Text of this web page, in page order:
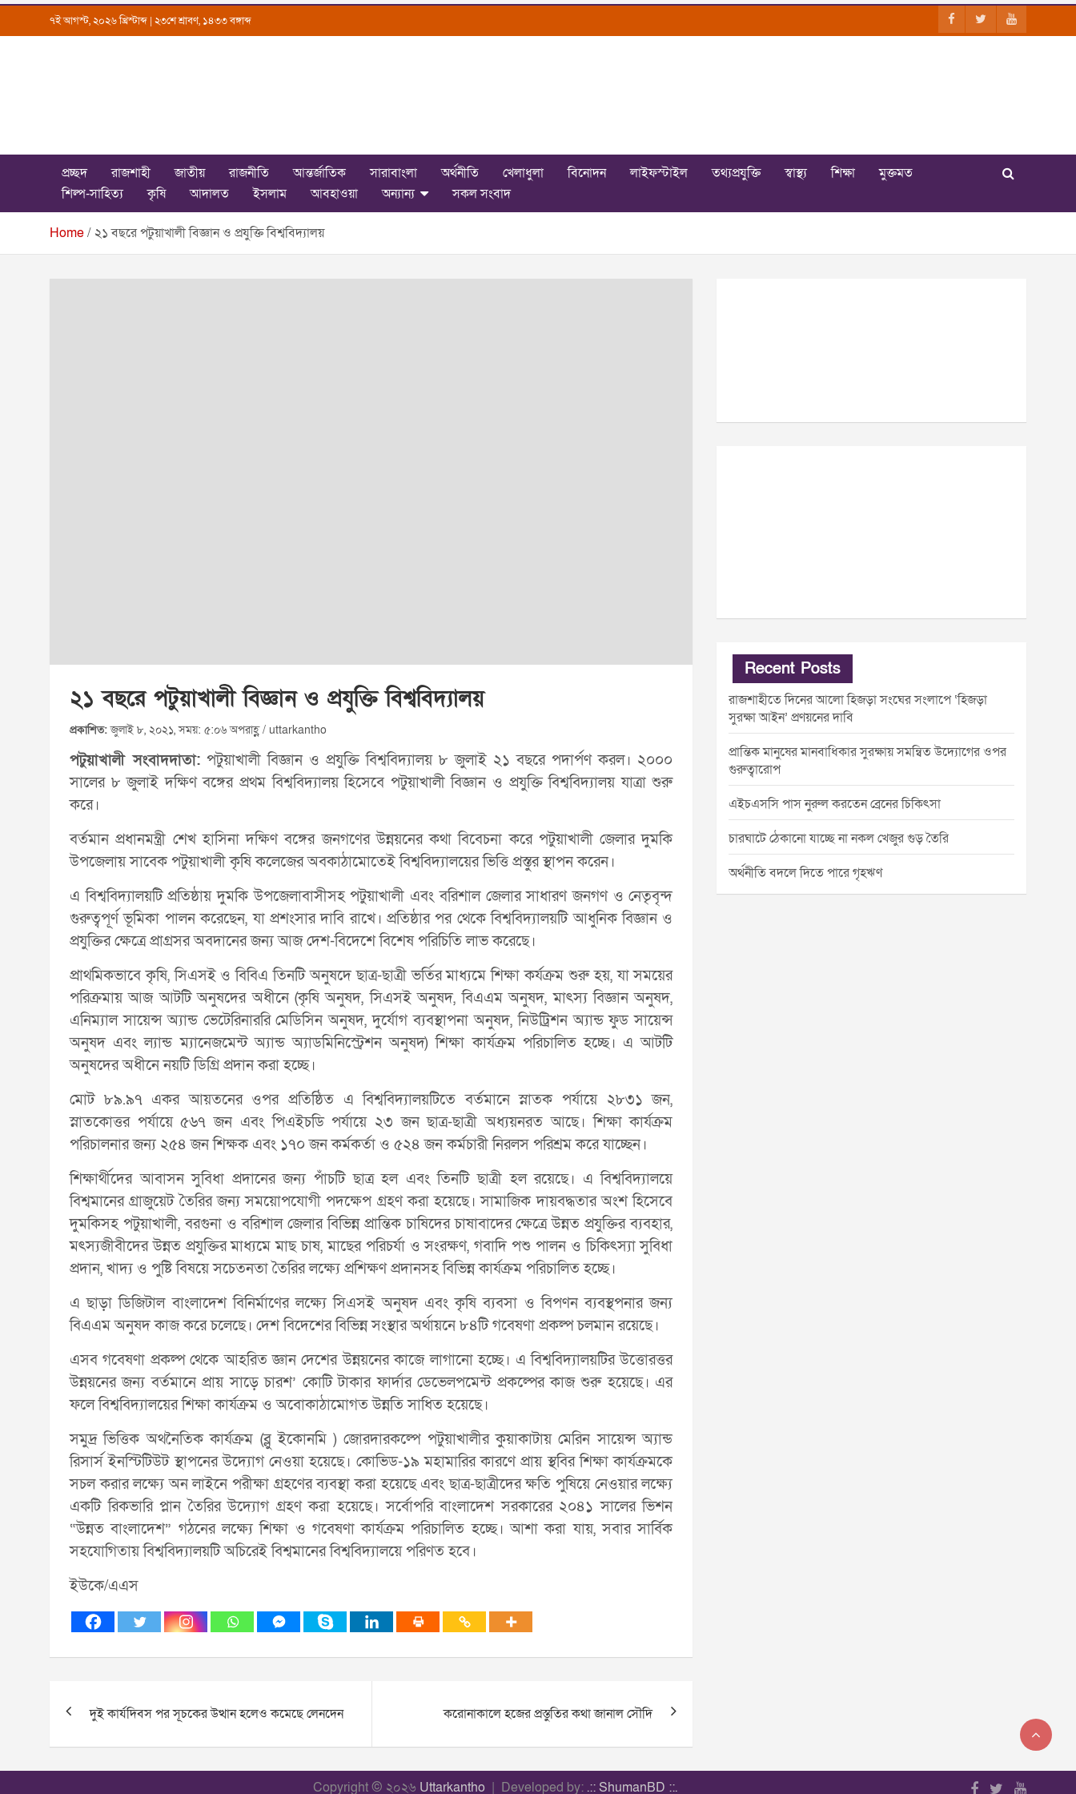
৭ই আগস্ট, ২০২৬ খ্রিস্টাব্দ | ২৩শে শ্রাবণ, ১৪৩৩ বঙ্গাব্দ
Uttarkantho
প্রচ্ছদ রাজশাহী জাতীয় রাজনীতি আন্তর্জাতিক সারাবাংলা অর্থনীতি খেলাধুলা বিনোদন লাইফস্টাইল তথ্যপ্রযুক্তি স্বাস্থ্য শিক্ষা
মুক্তমত
শিল্প-সাহিত্য
কৃষি আদালত ইসলাম আবহাওয়া অন্যান্য সকল সংবাদ
Home ২১ বছরে পটুয়াখালী বিজ্ঞান ও প্রযুক্তি বিশ্ববিদ্যালয়
২১ বছরে পটুয়াখালী বিজ্ঞান ও প্রযুক্তি বিশ্ববিদ্যালয়
প্রকাশিত:জুলাই ৮, ২০২১, সময়: ৫:০৬ অপরাহ্ণ / uttarkantho
পটুয়াখালী সংবাদদাতা: পটুয়াখালী বিজ্ঞান ও প্রযুক্তি বিশ্ববিদ্যালয় ৮ জুলাই ২১ বছরে পদার্পণ করল। ২০০০
সালের ৮ জুলাই দক্ষিণ বঙ্গের প্রথম বিশ্ববিদ্যালয় হিসেবে পটুয়াখালী বিজ্ঞান ও প্রযুক্তি বিশ্ববিদ্যালয় যাত্রা শুরু
করে।
বর্তমান প্রধানমন্ত্রী শেখ হাসিনা দক্ষিণ বঙ্গের জনগণের উন্নয়নের কথা বিবেচনা করে পটুয়াখালী জেলার দুমকি
উপজেলায় সাবেক পটুয়াখালী কৃষি কলেজের অবকাঠামোতেই বিশ্ববিদ্যালয়ের ভিত্তি প্রস্তুর স্থাপন করেন।
এ বিশ্ববিদ্যালয়টি প্রতিষ্ঠায় দুমকি উপজেলাবাসীসহ পটুয়াখালী এবং বরিশাল জেলার সাধারণ জনগণ ও নেতৃবৃন্দ
গুরুত্বপূর্ণ ভূমিকা পালন করেছেন, যা প্রশংসার দাবি রাখে। প্রতিষ্ঠার পর থেকে বিশ্ববিদ্যালয়টি আধুনিক বিজ্ঞান ও
প্রযুক্তির ক্ষেত্রে প্রাগ্রসর অবদানের জন্য আজ দেশ-বিদেশে বিশেষ পরিচিতি লাভ করেছে।
প্রাথমিকভাবে কৃষি, সিএসই ও বিবিএ তিনটি অনুষদে ছাত্র-ছাত্রী ভর্তির মাধ্যমে শিক্ষা কর্যক্রম শুরু হয়, যা সময়ের
পরিক্রমায় আজ আটটি অনুষদের অধীনে (কৃষি অনুষদ, সিএসই অনুষদ, বিএএম অনুষদ, মাৎস্য বিজ্ঞান অনুষদ,
এনিম্যাল সায়েন্স অ্যান্ড ভেটেরিনাররি মেডিসিন অনুষদ, দুর্যোগ ব্যবস্থাপনা অনুষদ, নিউট্রিশন অ্যান্ড ফুড সায়েন্স
অনুষদ এবং ল্যান্ড ম্যানেজমেন্ট অ্যান্ড অ্যাডমিনিস্ট্রেশন অনুষদ) শিক্ষা কার্যক্রম পরিচালিত হচ্ছে। এ আটটি
অনুষদের অধীনে নয়টি ডিগ্রি প্রদান করা হচ্ছে।
মোট ৮৯.৯৭ একর আয়তনের ওপর প্রতিষ্ঠিত এ বিশ্ববিদ্যালয়টিতে বর্তমানে স্নাতক পর্যায়ে ২৮৩১ জন,
স্নাতকোত্তর পর্যায়ে ৫৬৭ জন এবং পিএইচডি পর্যায়ে ২৩ জন ছাত্র-ছাত্রী অধ্যয়নরত আছে। শিক্ষা কার্যক্রম
পরিচালনার জন্য ২৫৪ জন শিক্ষক এবং ১৭০ জন কর্মকর্তা ও ৫২৪ জন কর্মচারী নিরলস পরিশ্রম করে যাচ্ছেন।
শিক্ষার্থীদের আবাসন সুবিধা প্রদানের জন্য পাঁচটি ছাত্র হল এবং তিনটি ছাত্রী হল রয়েছে। এ বিশ্ববিদ্যালয়ে
বিশ্বমানের গ্রাজুয়েট তৈরির জন্য সময়োপযোগী পদক্ষেপ গ্রহণ করা হয়েছে। সামাজিক দায়বদ্ধতার অংশ হিসেবে
দুমকিসহ পটুয়াখালী, বরগুনা ও বরিশাল জেলার বিভিন্ন প্রান্তিক চাষিদের চাষাবাদের ক্ষেত্রে উন্নত প্রযুক্তির ব্যবহার,
মৎস্যজীবীদের উন্নত প্রযুক্তির মাধ্যমে মাছ চাষ, মাছের পরিচর্যা ও সংরক্ষণ, গবাদি পশু পালন ও চিকিৎস্যা সুবিধা
প্রদান, খাদ্য ও পুষ্টি বিষয়ে সচেতনতা তৈরির লক্ষ্যে প্রশিক্ষণ প্রদানসহ বিভিন্ন কার্যক্রম পরিচালিত হচ্ছে।
এ ছাড়া ডিজিটাল বাংলাদেশ বিনির্মাণের লক্ষ্যে সিএসই অনুষদ এবং কৃষি ব্যবসা ও বিপণন ব্যবস্থপনার জন্য
বিএএম অনুষদ কাজ করে চলেছে। দেশ বিদেশের বিভিন্ন সংস্থার অর্থায়নে ৮৪টি গবেষণা প্রকল্প চলমান রয়েছে।
এসব গবেষণা প্রকল্প থেকে আহরিত জ্ঞান দেশের উন্নয়নের কাজে লাগানো হচ্ছে। এ বিশ্ববিদ্যালয়টির উত্তোরত্তর
উন্নয়নের জন্য বর্তমানে প্রায় সাড়ে চারশ’ কোটি টাকার ফার্দার ডেভেলপমেন্ট প্রকল্পের কাজ শুরু হয়েছে। এর
ফলে বিশ্ববিদ্যালয়ের শিক্ষা কার্যক্রম ও অবোকাঠামোগত উন্নতি সাধিত হয়েছে।
সমুদ্র ভিত্তিক অথনৈতিক কার্যক্রম (ব্লু ইকোনমি ) জোরদারকল্পে পটুয়াখালীর কুয়াকাটায় মেরিন সায়েন্স অ্যান্ড
রিসার্স ইনস্টিটিউট স্থাপনের উদ্যোগ নেওয়া হয়েছে। কোভিড-১৯ মহামারির কারণে প্রায় স্থবির শিক্ষা কার্যক্রমকে
সচল করার লক্ষ্যে অন লাইনে পরীক্ষা গ্রহণের ব্যবস্থা করা হয়েছে এবং ছাত্র-ছাত্রীদের ক্ষতি পুষিয়ে নেওয়ার লক্ষ্যে
একটি রিকভারি প্লান তৈরির উদ্যোগ গ্রহণ করা হয়েছে। সর্বোপরি বাংলাদেশ সরকারের ২০৪১ সালের ভিশন
“উন্নত বাংলাদেশ” গঠনের লক্ষ্যে শিক্ষা ও গবেষণা কার্যক্রম পরিচালিত হচ্ছে। আশা করা যায়, সবার সার্বিক
সহযোগিতায় বিশ্ববিদ্যালয়টি অচিরেই বিশ্বমানের বিশ্ববিদ্যালয়ে পরিণত হবে।
ইউকে/এএস
navigation
দুই কার্যদিবস পর সূচকের উত্থান হলেও কমেছে লেনদেন করোনাকালে হজের প্রস্তুতির কথা জানাল সৌদি
Recent Posts
রাজশাহীতে দিনের আলো হিজড়া সংঘের সংলাপে ‘হিজড়া
সুরক্ষা আইন’ প্রণয়নের দাবি
প্রান্তিক মানুষের মানবাধিকার সুরক্ষায় সমন্বিত উদ্যোগের ওপর
গুরুত্বারোপ
এইচএসসি পাস নুরুল করতেন ব্রেনের চিকিৎসা
চারঘাটে ঠেকানো যাচ্ছে না নকল খেজুর গুড় তৈরি
অর্থনীতি বদলে দিতে পারে গৃহঋণ
Copyright © ২০২৬ Uttarkantho Developed by: .:: ShumanBD ::.